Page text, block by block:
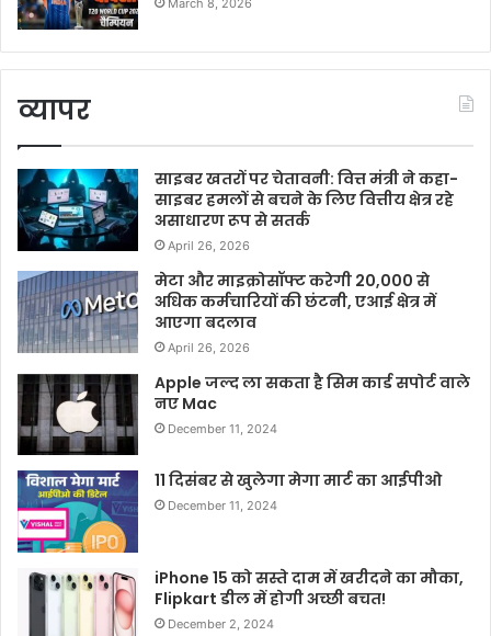
March 8, 2026
व्यापर
साइबर खतरों पर चेतावनी: वित्त मंत्री ने कहा-
साइबर हमलों से बचने के लिए वित्तीय क्षेत्र रहे
असाधारण रूप से सतर्क
April 26, 2026
मेटा और माइक्रोसॉफ्ट करेगी 20,000 से
अधिक कर्मचारियों की छंटनी, एआई क्षेत्र में
आएगा बदलाव
April 26, 2026
Apple जल्द ला सकता है सिम कार्ड सपोर्ट वाले
नए Mac
December 11, 2024
11 दिसंबर से खुलेगा मेगा मार्ट का आईपीओ
December 11, 2024
iPhone 15 को सस्ते दाम में खरीदने का मौका,
Flipkart डील में होगी अच्छी बचत!
December 2, 2024